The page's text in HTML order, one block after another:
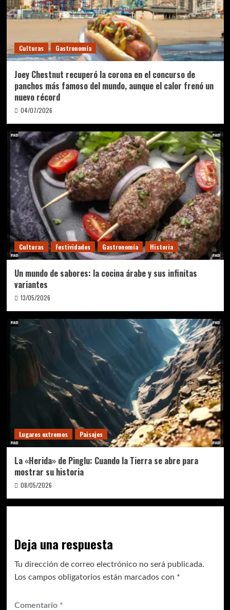
Culturas Gastronomía
Joey Chestnut recuperó la corona en el concurso de
panchos más famoso del mundo, aunque el calor frenó un
nuevo récord
04/07/2026
Culturas Festividades Gastronomía Historia
Un mundo de sabores: la cocina árabe y sus infinitas
variantes
13/05/2026
Lugares extremos Paisajes
La «Herida» de Pinglu: Cuando la Tierra se abre para
mostrar su historia
08/05/2026
Deja una respuesta
Tu dirección de correo electrónico no será publicada.
Los campos obligatorios están marcados con *
Comentario *